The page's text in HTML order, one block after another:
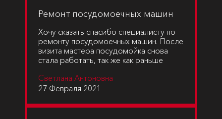
Ремонт посудомоечных машин
Хочу сказать спасибо специалисту по
ремонту посудомоечных машин. После
визита мастера посудомойка снова
стала работать, так же как раньше
Светлана Антоновна
27 Февраля 2021